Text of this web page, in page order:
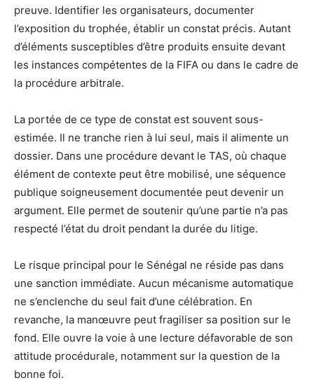
preuve. Identifier les organisateurs, documenter
l’exposition du trophée, établir un constat précis. Autant
d’éléments susceptibles d’être produits ensuite devant
les instances compétentes de la FIFA ou dans le cadre de
la procédure arbitrale.
La portée de ce type de constat est souvent sous-
estimée. Il ne tranche rien à lui seul, mais il alimente un
dossier. Dans une procédure devant le TAS, où chaque
élément de contexte peut être mobilisé, une séquence
publique soigneusement documentée peut devenir un
argument. Elle permet de soutenir qu’une partie n’a pas
respecté l’état du droit pendant la durée du litige.
Le risque principal pour le Sénégal ne réside pas dans
une sanction immédiate. Aucun mécanisme automatique
ne s’enclenche du seul fait d’une célébration. En
revanche, la manœuvre peut fragiliser sa position sur le
fond. Elle ouvre la voie à une lecture défavorable de son
attitude procédurale, notamment sur la question de la
bonne foi.